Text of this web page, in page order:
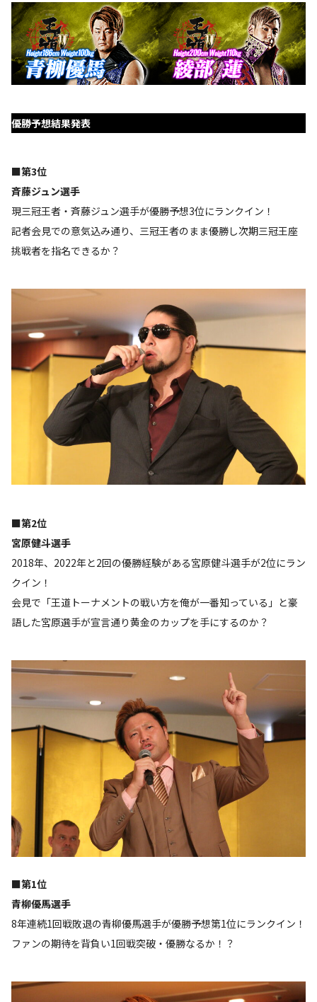
優勝予想結果発表
■第3位
斉藤ジュン選手
現三冠王者・斉藤ジュン選手が優勝予想3位にランクイン！
記者会見での意気込み通り、三冠王者のまま優勝し次期三冠王座
挑戦者を指名できるか？
■第2位
宮原健斗選手
2018年、2022年と2回の優勝経験がある宮原健斗選手が2位にラン
クイン！
会見で「王道トーナメントの戦い方を俺が一番知っている」と豪
語した宮原選手が宣言通り黄金のカップを手にするのか？
■第1位
青柳優馬選手
8年連続1回戦敗退の青柳優馬選手が優勝予想第1位にランクイン！
ファンの期待を背負い1回戦突破・優勝なるか！？